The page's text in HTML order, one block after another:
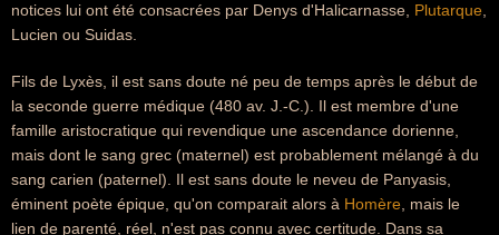
notices lui ont été consacrées par Denys d'Halicarnasse, Plutarque
Lucien ou Suidas.
Fils de Lyxès, il est sans doute né peu de temps après le début de
la seconde guerre médique (480 av. J.-C.). Il est membre d'une
famille aristocratique qui revendique une ascendance dorienne,
mais dont le sang grec (maternel) est probablement mélangé à du
sang carien (paternel). Il est sans doute le neveu de Panyasis,
éminent poète épique, qu'on comparait alors à Homère , mais le
lien de parenté, réel, n'est pas connu avec certitude. Dans sa